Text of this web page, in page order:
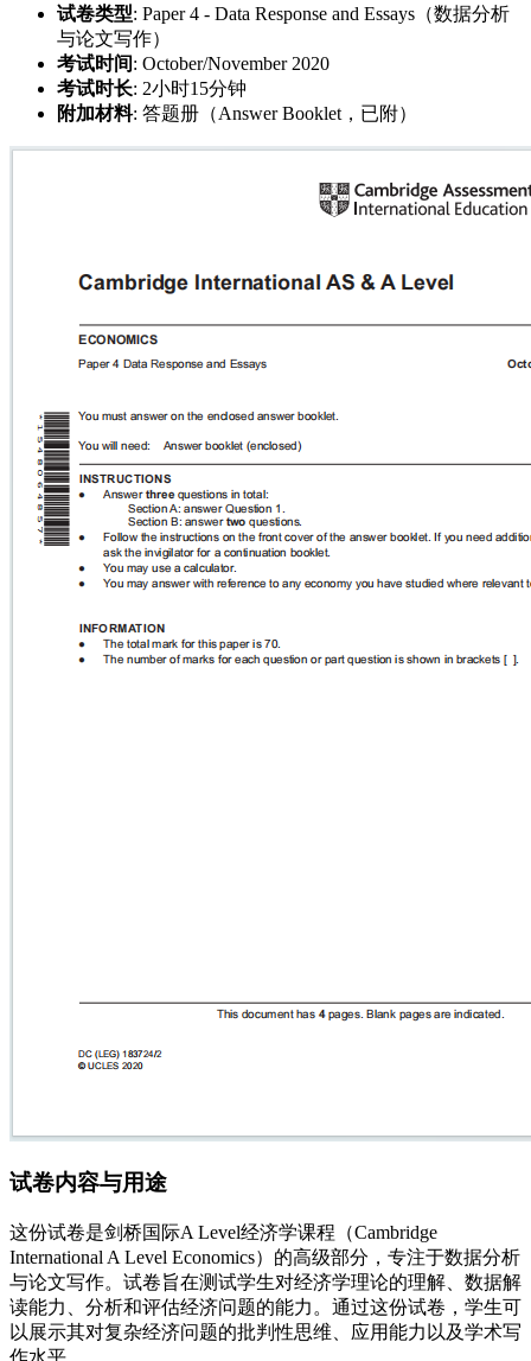
试卷类型: Paper 4 - Data Response and Essays（数据分析
与论文写作）
考试时间: October/November 2020
考试时长: 2小时15分钟
附加材料: 答题册（Answer Booklet，已附）
试卷内容与用途
这份试卷是剑桥国际A Level经济学课程（Cambridge
International A Level Economics）的高级部分，专注于数据分析
与论文写作。试卷旨在测试学生对经济学理论的理解、数据解
读能力、分析和评估经济问题的能力。通过这份试卷，学生可
以展示其对复杂经济问题的批判性思维、应用能力以及学术写